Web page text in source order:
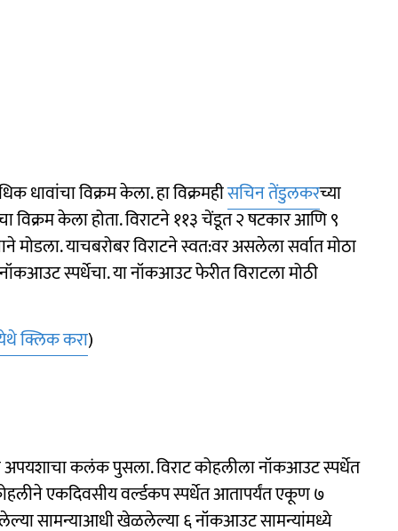
धावांचा विक्रम केला. हा विक्रमहीसचिन तेंडुलकरच्या
विक्रम केला होता. विराटने ११३ चेंडूत २ षटकार आणि ९
मोडला. याचबरोबर विराटने स्वत:वर असलेला सर्वात मोठा
स्पर्धेचा. या नॉकआउट फेरीत विराटला मोठी
क्लिक करा)
अपयशाचा कलंक पुसला. विराट कोहलीला नॉकआउट स्पर्धेत
एकदिवसीय वर्ल्डकप स्पर्धेत आतापर्यंत एकूण ७
सामन्याआधी खेळलेल्या ६ नॉकआउट सामन्यांमध्ये